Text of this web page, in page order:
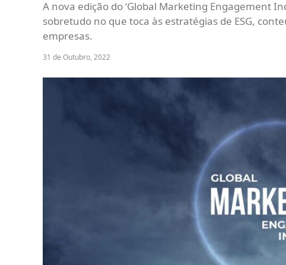
A nova edição do ‘Global Marketing Engagement
sobretudo no que toca às estratégias de ESG,
empresas.
31 de Outubro, 2022